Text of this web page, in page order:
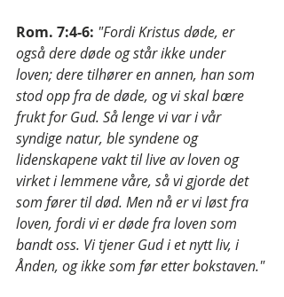
Rom. 7:4-6: "Fordi Kristus døde, er
også dere døde og står ikke under
loven; dere tilhører en annen, han som
stod opp fra de døde, og vi skal bære
frukt for Gud. Så lenge vi var i vår
syndige natur, ble syndene og
lidenskapene vakt til live av loven og
virket i lemmene våre, så vi gjorde det
som fører til død. Men nå er vi løst fra
loven, fordi vi er døde fra loven som
bandt oss. Vi tjener Gud i et nytt liv, i
Ånden, og ikke som før etter bokstaven."